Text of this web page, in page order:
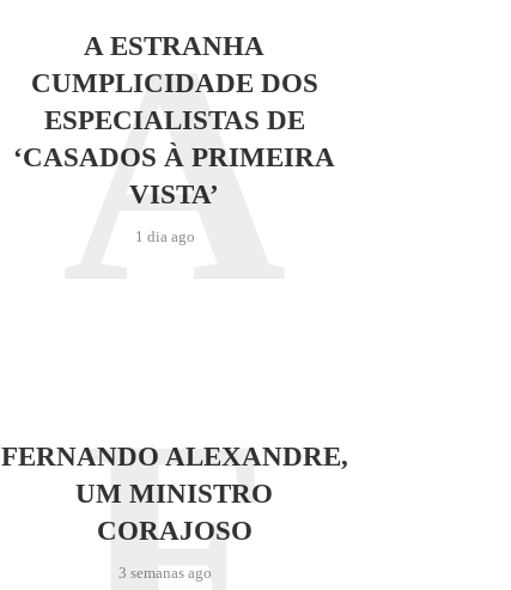
A ESTRANHA
CUMPLICIDADE DOS
ESPECIALISTAS DE
‘CASADOS À PRIMEIRA
VISTA’
1 dia ago
A
FERNANDO ALEXANDRE,
UM MINISTRO
CORAJOSO
3 semanas ago